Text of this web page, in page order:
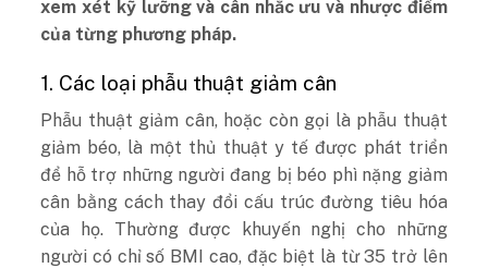
xem xét kỹ lưỡng và cân nhắc ưu và nhược điểm
của từng phương pháp.
1. Các loại phẫu thuật giảm cân
Phẫu thuật giảm cân, hoặc còn gọi là phẫu thuật
giảm béo, là một thủ thuật y tế được phát triển
để hỗ trợ những người đang bị béo phì nặng giảm
cân bằng cách thay đổi cấu trúc đường tiêu hóa
của họ. Thường được khuyến nghị cho những
người có chỉ số BMI cao, đặc biệt là từ 35 trở lên